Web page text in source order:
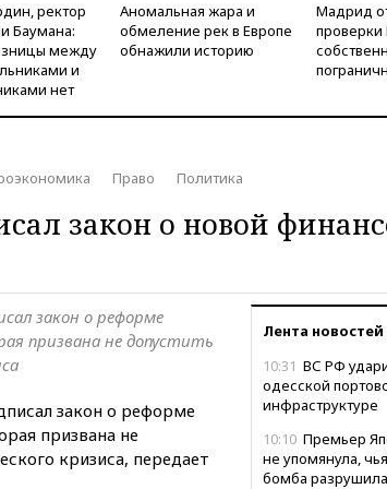
ректор
Баумана:
между
и
нет
Аномальная жара и
обмеление рек в Европе
обнажили историю
Мадрид
проверки
Право Политика
закон о новой
Лента новостей
10:31 ВС РФ
одесской
инфраструктуре
10:10 Премьер
не упомянула,
бомба разрушила
закон о реформе
призвана не допустить
закон о реформе
призвана не
кризиса, передает